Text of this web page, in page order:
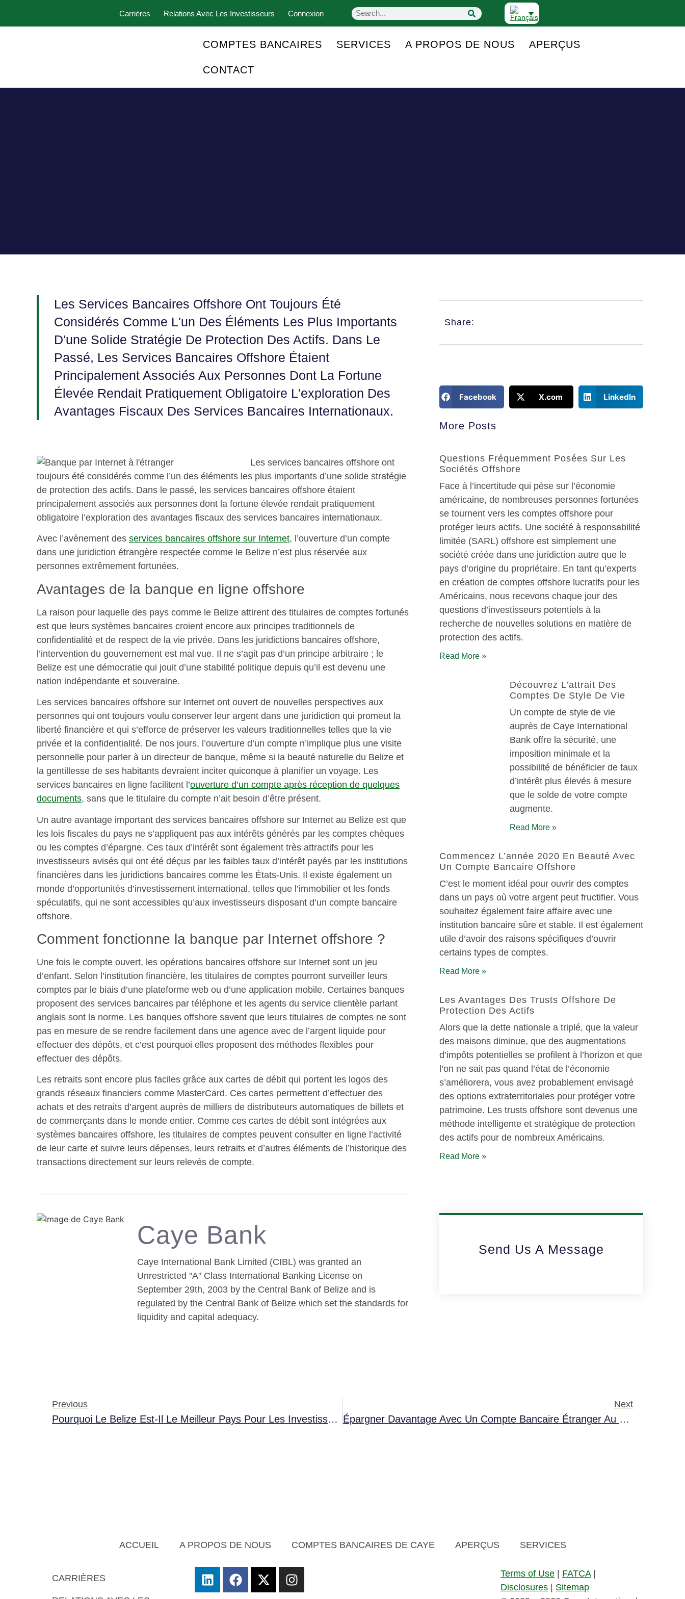
Carrières Relations Avec Les Investisseurs Connexion
COMPTES BANCAIRES SERVICES A PROPOS DE NOUS APERÇUS
CONTACT
Les Services Bancaires Offshore Ont Toujours Été
Considérés Comme L'un Des Éléments Les Plus Importants
D'une Solide Stratégie De Protection Des Actifs. Dans Le
Passé, Les Services Bancaires Offshore Étaient
Principalement Associés Aux Personnes Dont La Fortune
Élevée Rendait Pratiquement Obligatoire L'exploration Des
Avantages Fiscaux Des Services Bancaires Internationaux.
Les services bancaires offshore ont
toujours été considérés comme l’un des éléments les plus importants d’une solide stratégie
de protection des actifs. Dans le passé, les services bancaires offshore étaient
principalement associés aux personnes dont la fortune élevée rendait pratiquement
obligatoire l’exploration des avantages fiscaux des services bancaires internationaux.
Avec l’avènement des services bancaires offshore sur Internet, l’ouverture d’un compte
dans une juridiction étrangère respectée comme le Belize n’est plus réservée aux
personnes extrêmement fortunées.
Avantages de la banque en ligne offshore
La raison pour laquelle des pays comme le Belize attirent des titulaires de comptes fortunés
est que leurs systèmes bancaires croient encore aux principes traditionnels de
confidentialité et de respect de la vie privée. Dans les juridictions bancaires offshore,
l’intervention du gouvernement est mal vue. Il ne s’agit pas d’un principe arbitraire ; le
Belize est une démocratie qui jouit d’une stabilité politique depuis qu’il est devenu une
nation indépendante et souveraine.
Les services bancaires offshore sur Internet ont ouvert de nouvelles perspectives aux
personnes qui ont toujours voulu conserver leur argent dans une juridiction qui promeut la
liberté financière et qui s’efforce de préserver les valeurs traditionnelles telles que la vie
privée et la confidentialité. De nos jours, l’ouverture d’un compte n’implique plus une visite
personnelle pour parler à un directeur de banque, même si la beauté naturelle du Belize et
la gentillesse de ses habitants devraient inciter quiconque à planifier un voyage. Les
services bancaires en ligne facilitent l’ouverture d’un compte après réception de quelques
documents, sans que le titulaire du compte n’ait besoin d’être présent.
Un autre avantage important des services bancaires offshore sur Internet au Belize est que
les lois fiscales du pays ne s’appliquent pas aux intérêts générés par les comptes chèques
ou les comptes d’épargne. Ces taux d’intérêt sont également très attractifs pour les
investisseurs avisés qui ont été déçus par les faibles taux d’intérêt payés par les institutions
financières dans les juridictions bancaires comme les États-Unis. Il existe également un
monde d’opportunités d’investissement international, telles que l’immobilier et les fonds
spéculatifs, qui ne sont accessibles qu’aux investisseurs disposant d’un compte bancaire
offshore.
Comment fonctionne la banque par Internet offshore ?
Une fois le compte ouvert, les opérations bancaires offshore sur Internet sont un jeu
d’enfant. Selon l’institution financière, les titulaires de comptes pourront surveiller leurs
comptes par le biais d’une plateforme web ou d’une application mobile. Certaines banques
proposent des services bancaires par téléphone et les agents du service clientèle parlant
anglais sont la norme. Les banques offshore savent que leurs titulaires de comptes ne sont
pas en mesure de se rendre facilement dans une agence avec de l’argent liquide pour
effectuer des dépôts, et c’est pourquoi elles proposent des méthodes flexibles pour
effectuer des dépôts.
Les retraits sont encore plus faciles grâce aux cartes de débit qui portent les logos des
grands réseaux financiers comme MasterCard. Ces cartes permettent d’effectuer des
achats et des retraits d’argent auprès de milliers de distributeurs automatiques de billets et
de commerçants dans le monde entier. Comme ces cartes de débit sont intégrées aux
systèmes bancaires offshore, les titulaires de comptes peuvent consulter en ligne l’activité
de leur carte et suivre leurs dépenses, leurs retraits et d’autres éléments de l’historique des
transactions directement sur leurs relevés de compte.
Caye Bank
Caye International Bank Limited (CIBL) was granted an
Unrestricted "A" Class International Banking License on
September 29th, 2003 by the Central Bank of Belize and is
regulated by the Central Bank of Belize which set the standards for
liquidity and capital adequacy.
Share:
Facebook X.com LinkedIn
More Posts
Questions Fréquemment Posées Sur Les
Sociétés Offshore
Face à l’incertitude qui pèse sur l’économie
américaine, de nombreuses personnes fortunées
se tournent vers les comptes offshore pour
protéger leurs actifs. Une société à responsabilité
limitée (SARL) offshore est simplement une
société créée dans une juridiction autre que le
pays d’origine du propriétaire. En tant qu’experts
en création de comptes offshore lucratifs pour les
Américains, nous recevons chaque jour des
questions d’investisseurs potentiels à la
recherche de nouvelles solutions en matière de
protection des actifs.
Read More »
Découvrez L’attrait Des
Comptes De Style De Vie
Un compte de style de vie
auprès de Caye International
Bank offre la sécurité, une
imposition minimale et la
possibilité de bénéficier de taux
d’intérêt plus élevés à mesure
que le solde de votre compte
augmente.
Read More »
Commencez L’année 2020 En Beauté Avec
Un Compte Bancaire Offshore
C’est le moment idéal pour ouvrir des comptes
dans un pays où votre argent peut fructifier. Vous
souhaitez également faire affaire avec une
institution bancaire sûre et stable. Il est également
utile d’avoir des raisons spécifiques d’ouvrir
certains types de comptes.
Read More »
Les Avantages Des Trusts Offshore De
Protection Des Actifs
Alors que la dette nationale a triplé, que la valeur
des maisons diminue, que des augmentations
d’impôts potentielles se profilent à l’horizon et que
l’on ne sait pas quand l’état de l’économie
s’améliorera, vous avez probablement envisagé
des options extraterritoriales pour protéger votre
patrimoine. Les trusts offshore sont devenus une
méthode intelligente et stratégique de protection
des actifs pour de nombreux Américains.
Read More »
Send Us A Message
Previous
Pourquoi Le Belize Est-Il Le Meilleur Pays Pour Les Investissements Offshore ?
Next
Épargner Davantage Avec Un Compte Bancaire Étranger Au Belize
ACCUEIL A PROPOS DE NOUS COMPTES BANCAIRES DE CAYE APERÇUS SERVICES
CARRIÈRES Terms of Use FATCA|
Disclosures
Sitemap